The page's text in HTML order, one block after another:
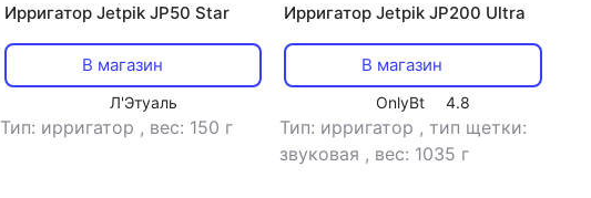
Ирригатор Jetpik JP50 Star
В магазин
Л'Этуаль
Тип: ирригатор , вес: 150 г
Ирригатор Jetpik JP200 Ultra
В магазин
OnlyBt 4.8
Тип: ирригатор ,тип щетки:
звуковая , вес: 1035 г